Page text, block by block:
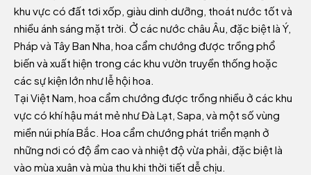
khu vực có đất tơi xốp, giàu dinh dưỡng, thoát nước tốt và
nhiều ánh sáng mặt trời. Ở các nước châu Âu, đặc biệt là Ý,
Pháp và Tây Ban Nha, hoa cẩm chướng được trồng phổ
biến và xuất hiện trong các khu vườn truyền thống hoặc
các sự kiện lớn như lễ hội hoa.
Tại Việt Nam, hoa cẩm chướng được trồng nhiều ở các khu
vực có khí hậu mát mẻ như Đà Lạt, Sapa, và một số vùng
miền núi phía Bắc. Hoa cẩm chướng phát triển mạnh ở
những nơi có độ ẩm cao và nhiệt độ vừa phải, đặc biệt là
vào mùa xuân và mùa thu khi thời tiết dễ chịu.